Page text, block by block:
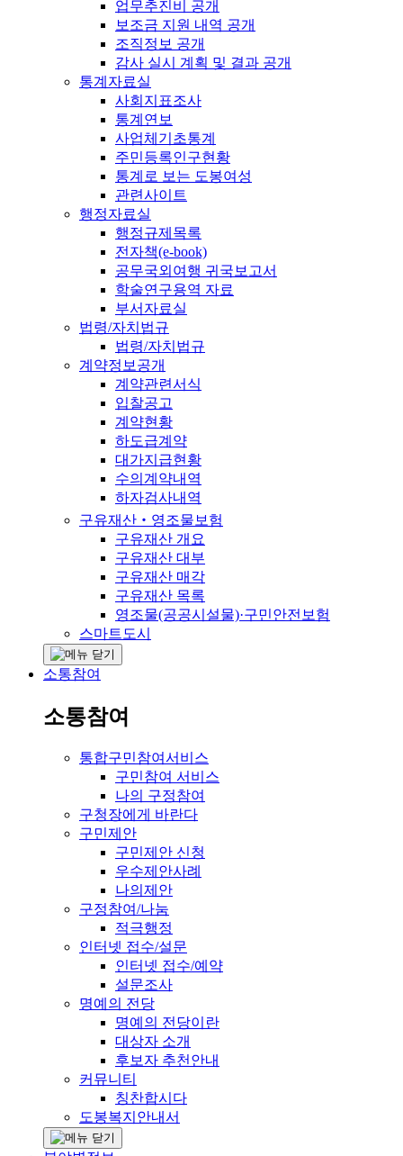
업무추진비 공개
보조금 지원 내역 공개
조직정보 공개
감사 실시 계획 및 결과 공개
통계자료실
사회지표조사
통계연보
사업체기초통계
주민등록인구현황
통계로 보는 도봉여성
관련사이트
행정자료실
행정규제목록
전자책(e-book)
공무국외여행 귀국보고서
학술연구용역 자료
부서자료실
법령/자치법규
법령/자치법규
계약정보공개
계약관련서식
입찰공고
계약현황
하도급계약
대가지급현황
수의계약내역
하자검사내역
구유재산‧영조물보험
구유재산 개요
구유재산 대부
구유재산 매각
구유재산 목록
영조물(공공시설물)·구민안전보험
스마트도시
소통참여
소통참여
통합구민참여서비스
구민참여 서비스
나의 구정참여
구청장에게 바란다
구민제안
구민제안 신청
우수제안사례
나의제안
구정참여/나눔
적극행정
인터넷 접수/설문
인터넷 접수/예약
설문조사
명예의 전당
명예의 전당이란
대상자 소개
후보자 추천안내
커뮤니티
칭찬합시다
도봉복지안내서